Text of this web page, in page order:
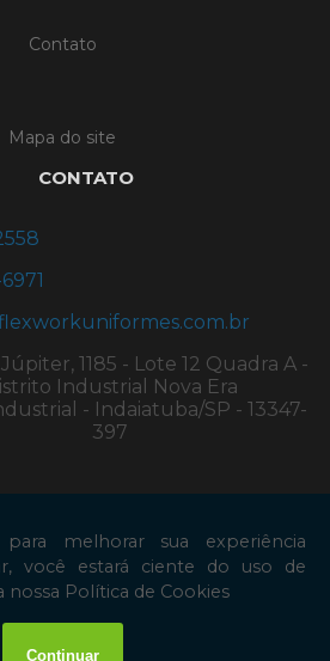
Contato
Mapa do site
CONTATO
1185 - Lote 12 Quadra A -
Industrial Nova Era
- Indaiatuba/SP - 13347-
397
Work. (Lei 9610 de 19/02/1998)
W3C